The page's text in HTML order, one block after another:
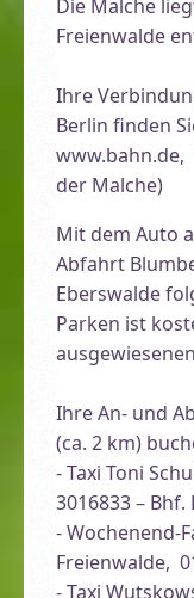
Die Malche
Freienwalde
Ihre
Berlin finden
der Malche)
Mit dem Auto
Abfahrt
Eberswalde
Parken ist
Ihre An- und
(ca. 2 km)
- Taxi Toni
3016833 –
- Wochenend-
Freienwalde,
- Taxi